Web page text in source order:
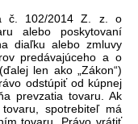
č. 102/2014 Z. z. o
alebo poskytovaní
diaľku alebo zmluvy
predávajúceho a o
len ako „Zákon“)
odstúpiť od kúpnej
prevzatia tovaru. Ak
spotrebiteľ má
tovaru. Právo vrátiť